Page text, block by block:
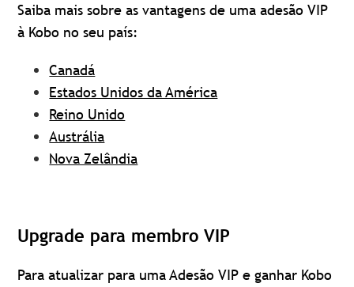
Saiba mais sobre as vantagens de uma adesão VIP
à Kobo no seu país:
Canadá
Estados Unidos da América
Reino Unido
Austrália
Nova Zelândia
Upgrade para membro VIP
Para atualizar para uma Adesão VIP e ganhar Kobo